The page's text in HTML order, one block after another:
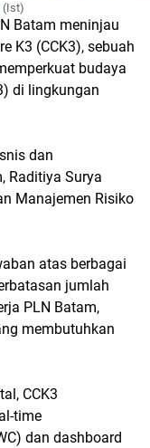
(Ist)
Batam meninjau
K3 (CCK3), sebuah
budaya
di lingkungan
dan
Raditiya Surya
Manajemen Risiko
atas berbagai
jumlah
PLN Batam,
membutuhkan
CCK3
time
dan dashboard